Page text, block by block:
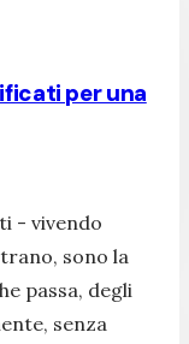
per una
- vivendo
sono la
passa, degli
senza